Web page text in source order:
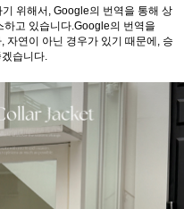
위해서, Google의 번역을 통해 상
고 있습니다.Google의 번역을
자연이 아닌 경우가 있기 때문에, 승
습니다.